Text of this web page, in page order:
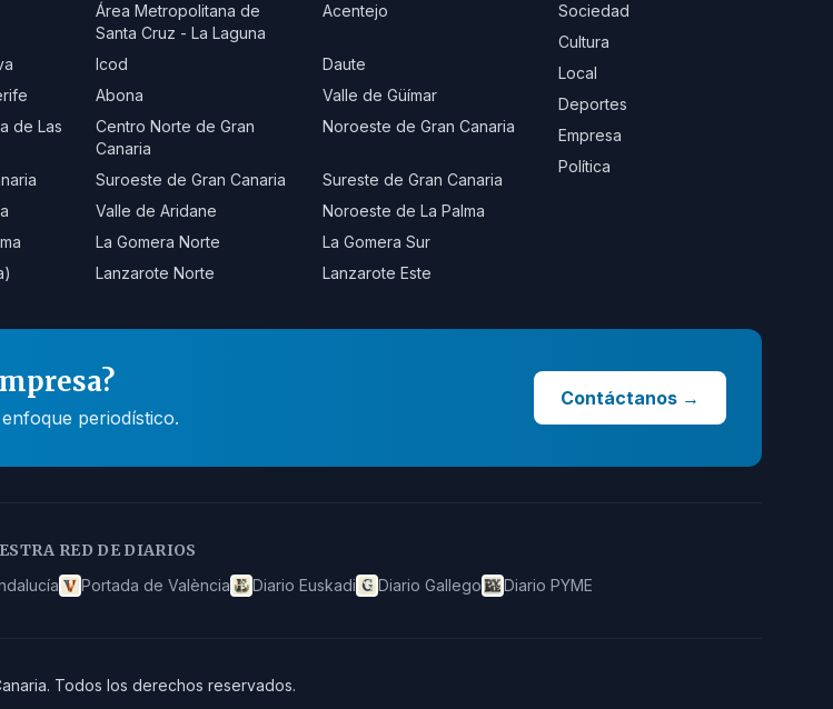
Área Metropolitana de
Santa Cruz - La Laguna
Acentejo
Icod
Daute
Abona
Valle de Güímar
de Las
Centro Norte de Gran
Canaria
Noroeste de Gran Canaria
Suroeste de Gran Canaria
Sureste de Gran Canaria
Valle de Aridane
Noroeste de La Palma
La Gomera Norte
La Gomera Sur
Lanzarote Norte Lanzarote Este
Sociedad
Cultura
Local
Deportes
Empresa
Política
periodístico.
Contáctanos →
RED DE DIARIOS
Portada de València Diario Euskadi Diario Gallego Diario PYME
. Todos los derechos reservados.